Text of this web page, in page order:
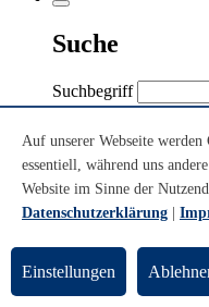
Suche
Suchbegriff
Sternchen (*)
Volltext
Personen/
Volltext +
Konzerte
Theatersaal
Auf unserer Webseite
essentiell, während uns
Website im Sinne der
Datenschutzerklärung
Einstellungen